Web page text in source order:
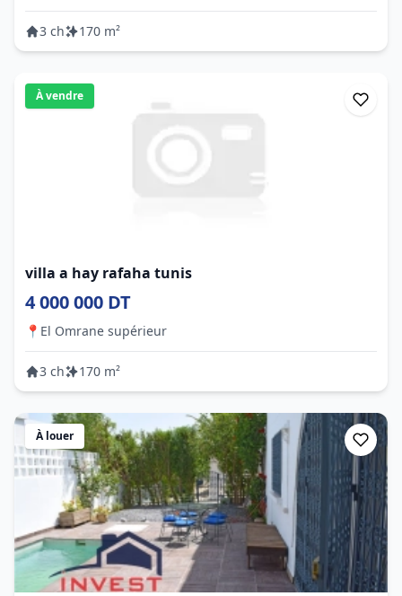
3 ch 170 m²
À vendre
villa a hay rafaha tunis
4 000 000 DT
📍 El Omrane supérieur
3 ch 170 m²
À louer